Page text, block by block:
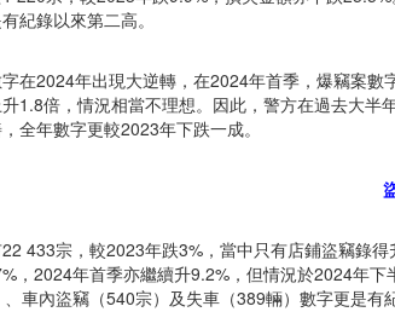
紀錄以來第二高。
在2024年出現大逆轉，在2024年首季，爆竊案
1.8倍，情況相當不理想。因此，警方在過去大
全年數字更較2023年下跌一成。
433宗，較2023年跌3%，當中只有店鋪盜竊錄
，2024年首季亦繼續升9.2%，但情況於2024年
、車內盜竊（540宗）及失車（389輛）數字更是有